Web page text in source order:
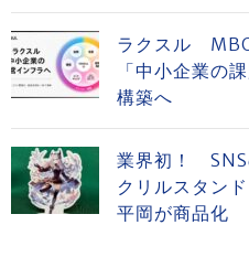
ラクスル
「中小企業の
構築へ
業界初！ SNS
クリルスタン
平岡が商品化